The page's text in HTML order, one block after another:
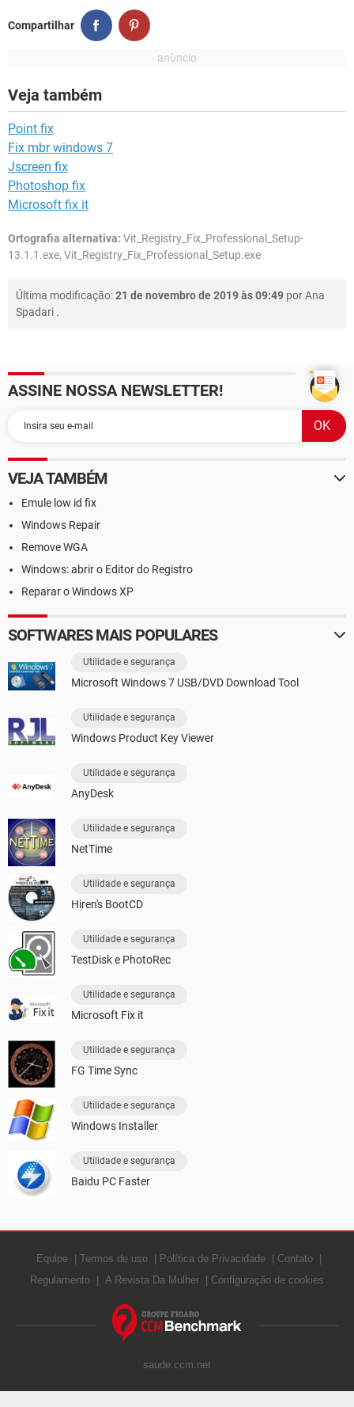
Compartilhar
Veja também
Point fix
Fix mbr windows 7
Jscreen fix
Photoshop fix
Microsoft fix it
Ortografia alternativa: Vit_Registry_Fix_Professional_Setup-
13.1.1.exe, Vit_Registry_Fix_Professional_Setup.exe
Última modificação:21 de novembro de 2019 às 09:49 porAna
Spadari .
ASSINE NOSSA NEWSLETTER!
VEJA TAMBÉM
Emule low id fix
Windows Repair
Remove WGA
Windows: abrir o Editor do Registro
Reparar o Windows XP
SOFTWARES MAIS POPULARES
Utilidade e segurança
Microsoft Windows 7 USB/DVD Download Tool
Utilidade e segurança
Windows Product Key Viewer
Utilidade e segurança
AnyDesk
Utilidade e segurança
NetTime
Utilidade e segurança
Hiren's BootCD
Utilidade e segurança
TestDisk e PhotoRec
Utilidade e segurança
Microsoft Fix it
Utilidade e segurança
FG Time Sync
Utilidade e segurança
Windows Installer
Utilidade e segurança
Baidu PC Faster
Equipe Termos de uso Política de Privacidade
Contato
Regulamento
A Revista Da Mulher Configuração de cookies
saude.ccm.net